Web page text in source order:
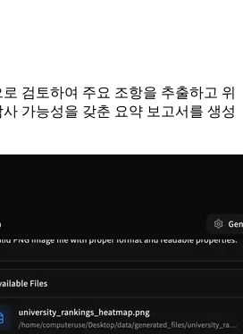
검토하여 주요 조항을 추출하고 위
가능성을 갖춘 요약 보고서를 생성